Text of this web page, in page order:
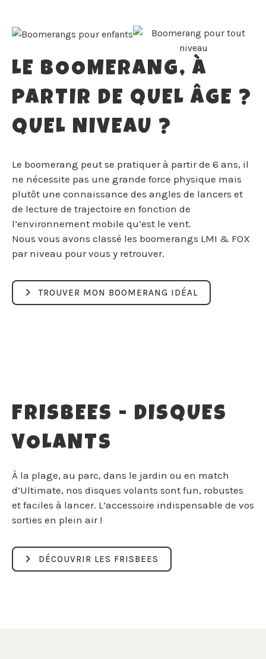
LE BOOMERANG, À
PARTIR DE QUEL ÂGE ?
QUEL NIVEAU ?
Le boomerang peut se pratiquer à partir de 6 ans, il
ne nécessite pas une grande force physique mais
plutôt une connaissance des angles de lancers et
de lecture de trajectoire en fonction de
l’environnement mobile qu’est le vent.
Nous vous avons classé les boomerangs LMI & FOX
par niveau pour vous y retrouver.
TROUVER MON BOOMERANG IDÉAL
FRISBEES - DISQUES
VOLANTS
À la plage, au parc, dans le jardin ou en match
d’Ultimate, nos disques volants sont fun, robustes
et faciles à lancer. L’accessoire indispensable de vos
sorties en plein air !
DÉCOUVRIR LES FRISBEES